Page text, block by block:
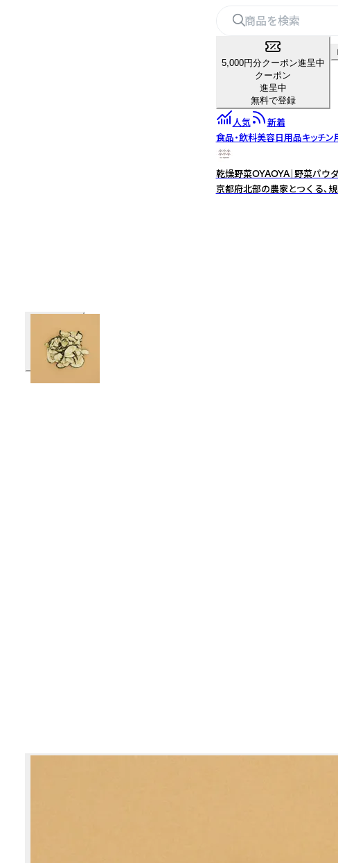
5,000円分クーポン進呈中
クーポン
進呈中
無料で登録
人気
新着
食品・飲料美容日用品キッチン
乾燥野菜OYAOYA｜野菜パウ
京都府北部の農家とつくる、